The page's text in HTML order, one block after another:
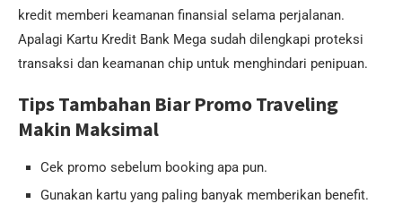
kredit memberi keamanan finansial selama perjalanan.
Apalagi Kartu Kredit Bank Mega sudah dilengkapi proteksi
transaksi dan keamanan chip untuk menghindari penipuan.
Tips Tambahan Biar Promo Traveling
Makin Maksimal
Cek promo sebelum booking apa pun.
Gunakan kartu yang paling banyak memberikan benefit.